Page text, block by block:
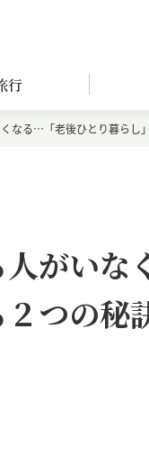
行
なる…「老後ひとり暮らし
がい
つの秘